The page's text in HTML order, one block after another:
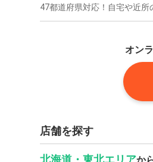
47都道府県対応！自宅や近所
オン
店舗を探す
北海道・東北エリア